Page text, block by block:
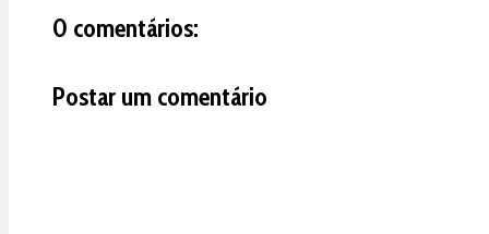
0 comentários:
Postar um comentário